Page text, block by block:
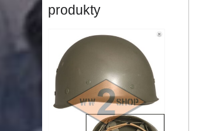
produkty